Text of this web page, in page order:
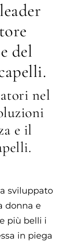
del
nel
e il
sviluppato
donna e
più belli i
in piega